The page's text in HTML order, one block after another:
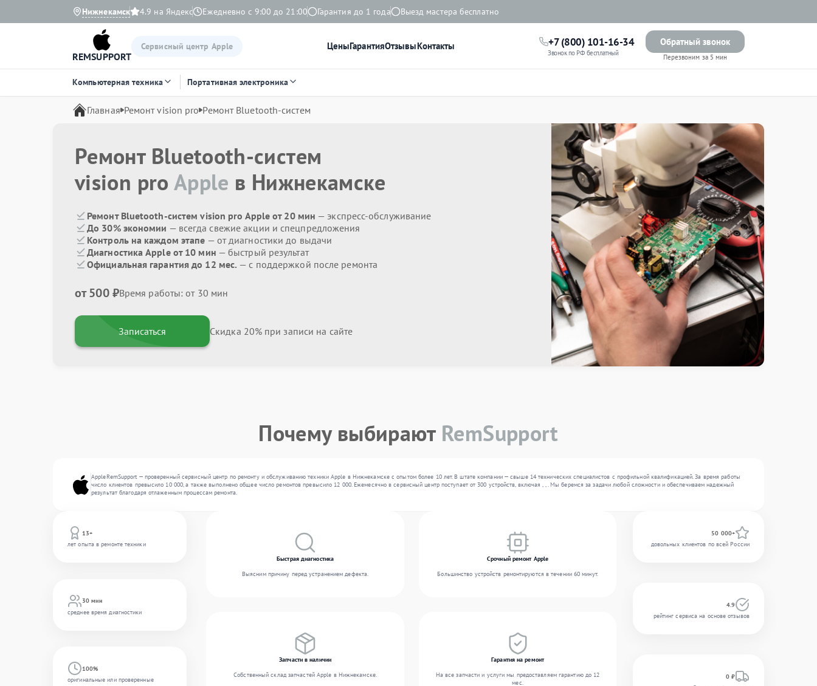
Нижнекамск 4.9 на Яндекс Ежедневно с 9:00 до 21:00 Гарантия до 1 года Выезд мастера бесплатно
REMSUPPORT
Сервисный центр Apple ЦеныГарантияОтзывыКонтакты +7 (800) 101-16-34
Звонок по РФ бесплатный
Обратный звонок
Перезвоним за 5 мин
Компьютерная техника Портативная электроника
Главная Ремонт vision pro Ремонт Bluetooth-систем
Ремонт Bluetooth-систем
vision pro Apple в Нижнекамске
Ремонт Bluetooth-систем vision pro Apple от 20 мин — экспресс-обслуживание
До 30% экономии — всегда свежие акции и спецпредложения
Контроль на каждом этапе — от диагностики до выдачи
Диагностика Apple от 10 мин — быстрый результат
Официальная гарантия до 12 мес. — с поддержкой после ремонта
от 500 ₽Время работы: от 30 мин
Записаться Скидка 20% при записи на сайте
Почему выбирают RemSupport
AppleRemSupport — проверенный сервисный центр по ремонту и обслуживанию техники Apple в Нижнекамске с опытом более 10 лет. В штате компании — свыше 14 технических специалистов с профильной квалификацией. За время работы
число клиентов превысило 10 000, а также выполнено общее число ремонтов превысило 12 000. Ежемесячно в сервисный центр поступает от 300 устройств, включая , , . Мы беремся за задачи любой сложности и обеспечиваем надежный
результат благодаря отлаженным процессам ремонта.
13+
лет опыта в ремонте техники
30 мин
среднее время диагностики
100%
оригинальные или проверенные
Быстрая диагностика
Выясним причину перед устранением дефекта.
Срочный ремонт Apple
Большинство устройств ремонтируются в течении 60 минут.
Запчасти в наличии
Собственный склад запчастей Apple в Нижнекамске.
Гарантия на ремонт
На все запчасти и услуги мы предоставляем гарантию до 12
мес.
50 000+
довольных клиентов по всей России
4.9
рейтинг сервиса на основе отзывов
0 ₽